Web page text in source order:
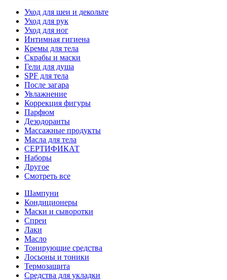
Уход для шеи и декольте
Уход для рук
Уход для ног
Интимная гигиена
Кремы для тела
Скрабы и маски
Гели для душа
SPF для тела
После загара
Увлажнение
Коррекция фигуры
Парфюм
Дезодоранты
Массажные продукты
Масла для тела
СЕРТИФИКАТ
Наборы
Другое
Смотреть все
Шампуни
Кондиционеры
Маски и сыворотки
Спреи
Лаки
Масло
Тонирующие средства
Лосьоны и тоники
Термозащита
Средства для укладки